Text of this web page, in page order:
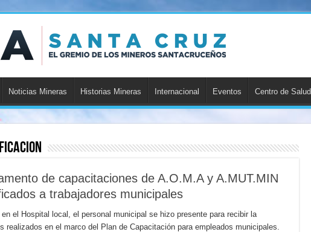
Noticias Mineras Historias Mineras Internacional Eventos Centro de Salud
de capacitaciones de A.O.M.A y A.MUT.MIN
a trabajadores municipales
el Hospital local, el personal municipal se hizo presente para recibir la
realizados en el marco del Plan de Capacitación para empleados municipales.